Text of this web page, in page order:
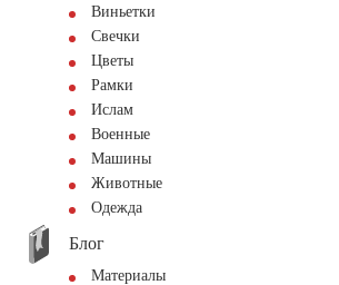
Виньетки
Свечки
Цветы
Рамки
Ислам
Военные
Машины
Животные
Одежда
Блог
Материалы